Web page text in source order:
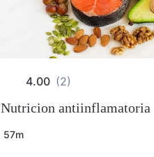
4.00 (2)
Nutricion antiinflamatoria
57m